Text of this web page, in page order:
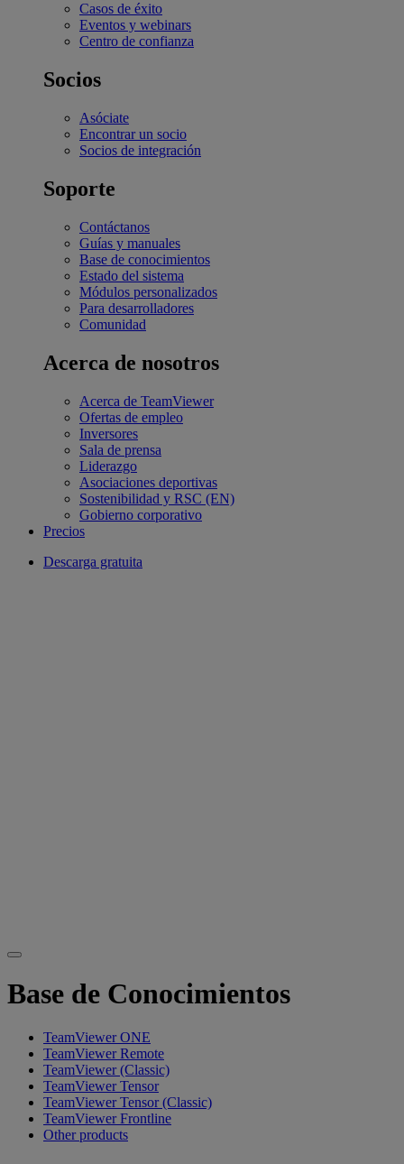
Casos de éxito
Eventos y webinars
Centro de confianza
Socios
Asóciate
Encontrar un socio
Socios de integración
Soporte
Contáctanos
Guías y manuales
Base de conocimientos
Estado del sistema
Módulos personalizados
Para desarrolladores
Comunidad
Acerca de nosotros
Acerca de TeamViewer
Ofertas de empleo
Inversores
Sala de prensa
Liderazgo
Asociaciones deportivas
Sostenibilidad y RSC (EN)
Gobierno corporativo
Precios
Descarga gratuita
Base de Conocimientos
TeamViewer ONE
TeamViewer Remote
TeamViewer (Classic)
TeamViewer Tensor
TeamViewer Tensor (Classic)
TeamViewer Frontline
Other products